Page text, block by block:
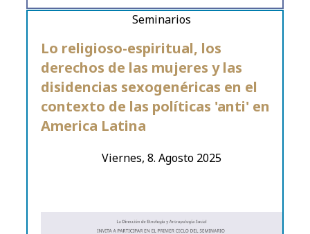
Viernes, 8. Agosto 2025
Lo religioso-espiritual, los
derechos de las mujeres y las
disidencias sexogenéricas en el
contexto de las políticas 'anti' en
America Latina
Seminarios